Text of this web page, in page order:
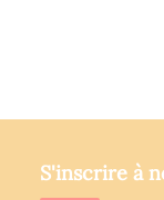
S'inscrire à